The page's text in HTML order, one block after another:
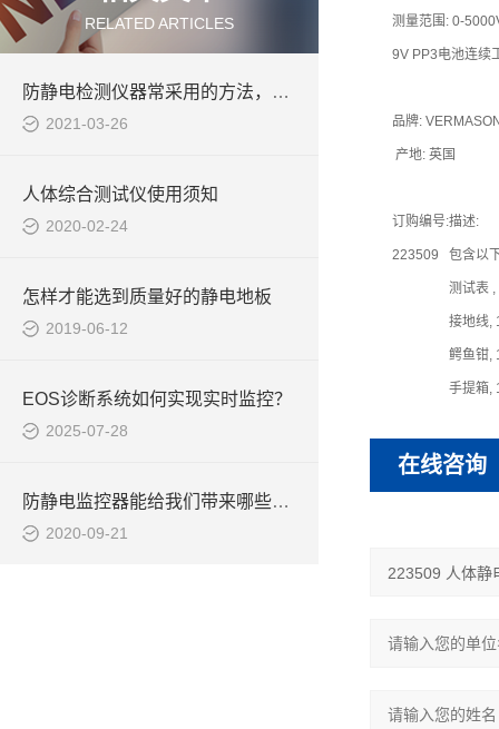
RELATED ARTICLES
防静电检测仪器常采用的方法，您都知道吗
2021-03-26
人体综合测试仪使用须知
2020-02-24
怎样才能选到质量好的静电地板
2019-06-12
EOS诊断系统如何实现实时监控？
2025-07-28
防静电监控器能给我们带来哪些帮助呢？
2020-09-21
测量范围: 0-
9V PP3电池连续
品牌:
产地: 英国
订购编号:描述:
223509 包含以
测试表 ,
接地线,
鳄鱼钳,
手提箱,
在线咨询